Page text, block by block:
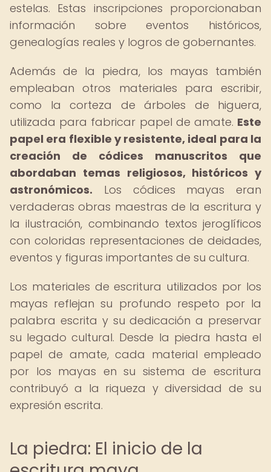
estelas. Estas inscripciones proporcionaban
información sobre eventos históricos,
genealogías reales y logros de gobernantes.
Además de la piedra, los mayas también
empleaban otros materiales para escribir,
como la corteza de árboles de higuera,
utilizada para fabricar papel de amate. Este
papel era flexible y resistente, ideal para la
creación de códices manuscritos que
abordaban temas religiosos, históricos y
astronómicos. Los códices mayas eran
verdaderas obras maestras de la escritura y
la ilustración, combinando textos jeroglíficos
con coloridas representaciones de deidades,
eventos y figuras importantes de su cultura.
Los materiales de escritura utilizados por los
mayas reflejan su profundo respeto por la
palabra escrita y su dedicación a preservar
su legado cultural. Desde la piedra hasta el
papel de amate, cada material empleado
por los mayas en su sistema de escritura
contribuyó a la riqueza y diversidad de su
expresión escrita.
La piedra: El inicio de la